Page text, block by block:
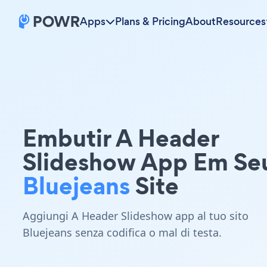
Apps Plans & PricingAboutResources
Embutir A Header
Slideshow App Em
BluejeansSite
Aggiungi A Header Slideshow app al tuo sito
Bluejeans senza codifica o mal di testa.